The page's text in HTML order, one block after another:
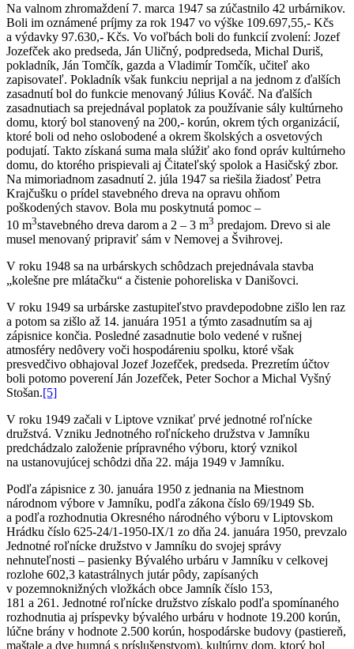
Na valnom zhromaždení 7. marca 1947 sa zúčastnilo 42 urbárnikov.
Boli im oznámené príjmy za rok 1947 vo výške 109.697,55,- Kčs
a výdavky 97.630,- Kčs. Vo voľbách boli do funkcií zvolení: Jozef
Jozefček ako predseda, Ján Uličný, podpredseda, Michal Duriš,
pokladník, Ján Tomčík, gazda a Vladimír Tomčík, učiteľ ako
zapisovateľ. Pokladník však funkciu neprijal a na jednom z ďalších
zasadnutí bol do funkcie menovaný Július Kováč. Na ďalších
zasadnutiach sa prejednával poplatok za používanie sály kultúrneho
domu, ktorý bol stanovený na 200,- korún, okrem tých organizácií,
ktoré boli od neho oslobodené a okrem školských a osvetových
podujatí. Takto získaná suma mala slúžiť ako fond opráv kultúrneho
domu, do ktorého prispievali aj Čitateľský spolok a Hasičský zbor.
Na mimoriadnom zasadnutí 2. júla 1947 sa riešila žiadosť Petra
Krajčušku o prídel stavebného dreva na opravu ohňom
poškodených stavov. Bola mu poskytnutá pomoc –
10 m3stavebného dreva darom a 2 – 3 m3 predajom. Drevo si ale
musel menovaný pripraviť sám v Nemovej a Švihrovej.
V roku 1948 sa na urbárskych schôdzach prejednávala stavba
„kolešne pre mlátačku“ a čistenie pohoreliska v Danišovci.
V roku 1949 sa urbárske zastupiteľstvo pravdepodobne zišlo len raz
a potom sa zišlo až 14. januára 1951 a týmto zasadnutím sa aj
zápisnice končia. Posledné zasadnutie bolo vedené v rušnej
atmosféry nedôvery voči hospodáreniu spolku, ktoré však
presvedčivo obhajoval Jozef Jozefček, predseda. Prezretím účtov
boli potomo poverení Ján Jozefček, Peter Sochor a Michal Vyšný
Stošan.[5]
V roku 1949 začali v Liptove vznikať prvé jednotné roľnícke
družstvá. Vzniku Jednotného roľníckeho družstva v Jamníku
predchádzalo založenie prípravného výboru, ktorý vznikol
na ustanovujúcej schôdzi dňa 22. mája 1949 v Jamníku.
Podľa zápisnice z 30. januára 1950 z jednania na Miestnom
národnom výbore v Jamníku, podľa zákona číslo 69/1949 Sb.
a podľa rozhodnutia Okresného národného výboru v Liptovskom
Hrádku číslo 625-24/1-1950-IX/1 zo dňa 24. januára 1950, prevzalo
Jednotné roľnícke družstvo v Jamníku do svojej správy
nehnuteľnosti – pasienky Bývalého urbáru v Jamníku v celkovej
rozlohe 602,3 katastrálnych jutár pôdy, zapísaných
v pozemnoknižných vložkách obce Jamník číslo 153,
181 a 261. Jednotné roľnícke družstvo získalo podľa spomínaného
rozhodnutia aj príspevky bývalého urbáru v hodnote 19.200 korún,
lúčne brány v hodnote 2.500 korún, hospodárske budovy (pastiereň,
maštale a dve humná s príslušenstvom), kultúrny dom, ktorý bol